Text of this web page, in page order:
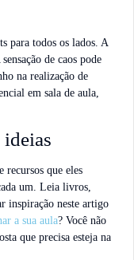
para todos os lados. A
de caos pode
na realização de
em sala de aula,
recursos que eles
um. Leia livros,
inspiração neste artigo
a sua aula? Você não
que precisa esteja na